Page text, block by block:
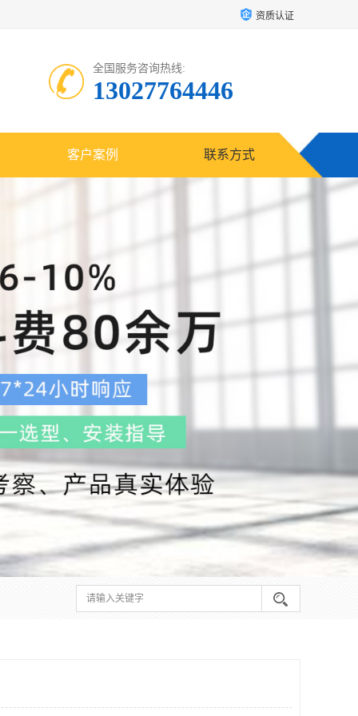
资质认证
全国服务咨询热线:
13027764446
客户案例 联系方式